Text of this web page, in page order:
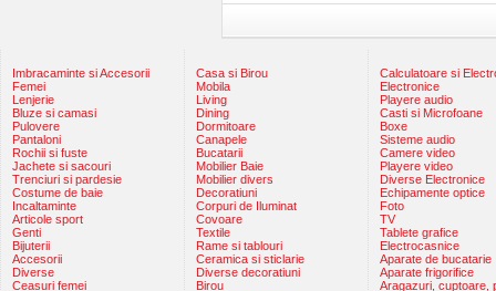
Imbracaminte si Accesorii
Femei
Lenjerie
Bluze si camasi
Pulovere
Pantaloni
Rochii si fuste
Jachete si sacouri
Trenciuri si pardesie
Costume de baie
Incaltaminte
Articole sport
Genti
Bijuterii
Accesorii
Diverse
Ceasuri femei
Casa si Birou
Mobila
Living
Dining
Dormitoare
Canapele
Bucatarii
Mobilier Baie
Mobilier divers
Decoratiuni
Corpuri de Iluminat
Covoare
Textile
Rame si tablouri
Ceramica si sticlarie
Diverse decoratiuni
Birou
Calculatoare si
Electronice
Playere audio
Casti si Microfoane
Boxe
Sisteme audio
Camere video
Playere video
Diverse Electronice
Echipamente optice
Foto
TV
Tablete grafice
Electrocasnice
Aparate de bucatarie
Aparate frigorifice
Aragazuri, cuptoare,